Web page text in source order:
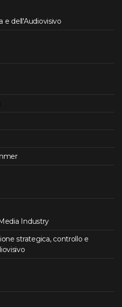
e dell'Audiovisivo
Industry
strategica, controllo e